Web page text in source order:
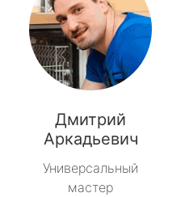
Дмитрий
Аркадьевич
Универсальный
мастер